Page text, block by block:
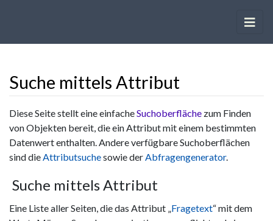
Suche mittels Attribut
Wechseln zu:Navigation,Suche
Diese Seite stellt eine einfacheSuchoberfläche zum Finden
von Objekten bereit, die ein Attribut mit einem bestimmten
Datenwert enthalten. Andere verfügbare Suchoberflächen
sind dieAttributsuchesowie derAbfragengenerator.
Suche mittels Attribut
Eine Liste aller Seiten, die das Attribut „Fragetext“ mit dem